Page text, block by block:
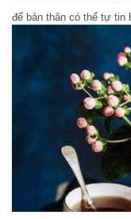
để bản thân có thể tự tin